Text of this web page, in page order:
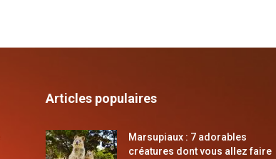
Articles populaires
Marsupiaux : 7 adorables
créatures dont vous allez faire